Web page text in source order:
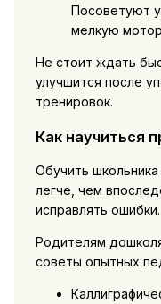
Посоветуют
мелкую
Не стоит ждать
улучшится после
тренировок.
Как научиться
Обучить
легче, чем
исправлять ошибки.
Родителям
советы опытных